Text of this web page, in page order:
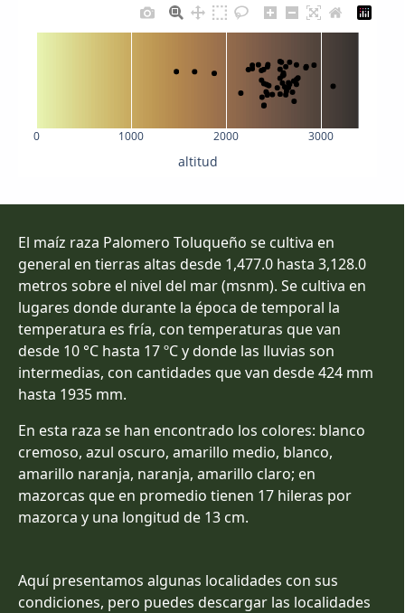
0 1000 2000 3000
altitud
El maíz raza Palomero Toluqueño se cultiva en
general en tierras altas desde 1,477.0 hasta 3,128.0
metros sobre el nivel del mar (msnm). Se cultiva en
lugares donde durante la época de temporal la
temperatura es fría, con temperaturas que van
desde 10 °C hasta 17 ºC y donde las lluvias son
intermedias, con cantidades que van desde 424 mm
hasta 1935 mm.
En esta raza se han encontrado los colores: blanco
cremoso, azul oscuro, amarillo medio, blanco,
amarillo naranja, naranja, amarillo claro; en
mazorcas que en promedio tienen 17 hileras por
mazorca y una longitud de 13 cm.
Aquí presentamos algunas localidades con sus
condiciones, pero puedes descargar las localidades